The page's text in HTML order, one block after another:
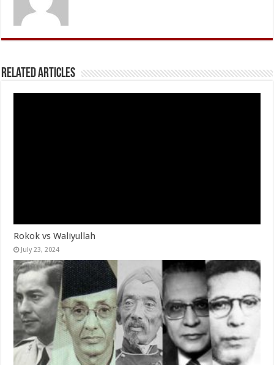
Related Articles
Rokok vs Waliyullah
July 23, 2024